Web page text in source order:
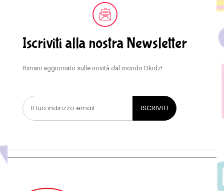
Iscriviti alla nostra Newsletter
Rimani aggiornato sulle novità dal mondo Dkidz!